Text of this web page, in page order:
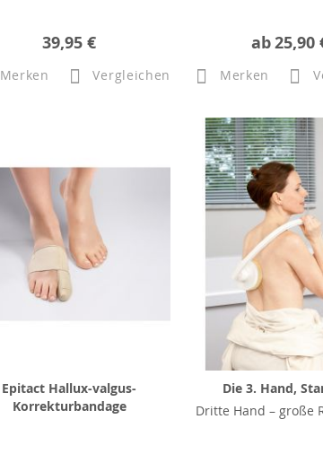
39,95 €
Merken Vergleichen
ab25,90
Merken
Epitact Hallux-valgus-
Korrekturbandage
Die 3. Hand,
Dritte Hand – große